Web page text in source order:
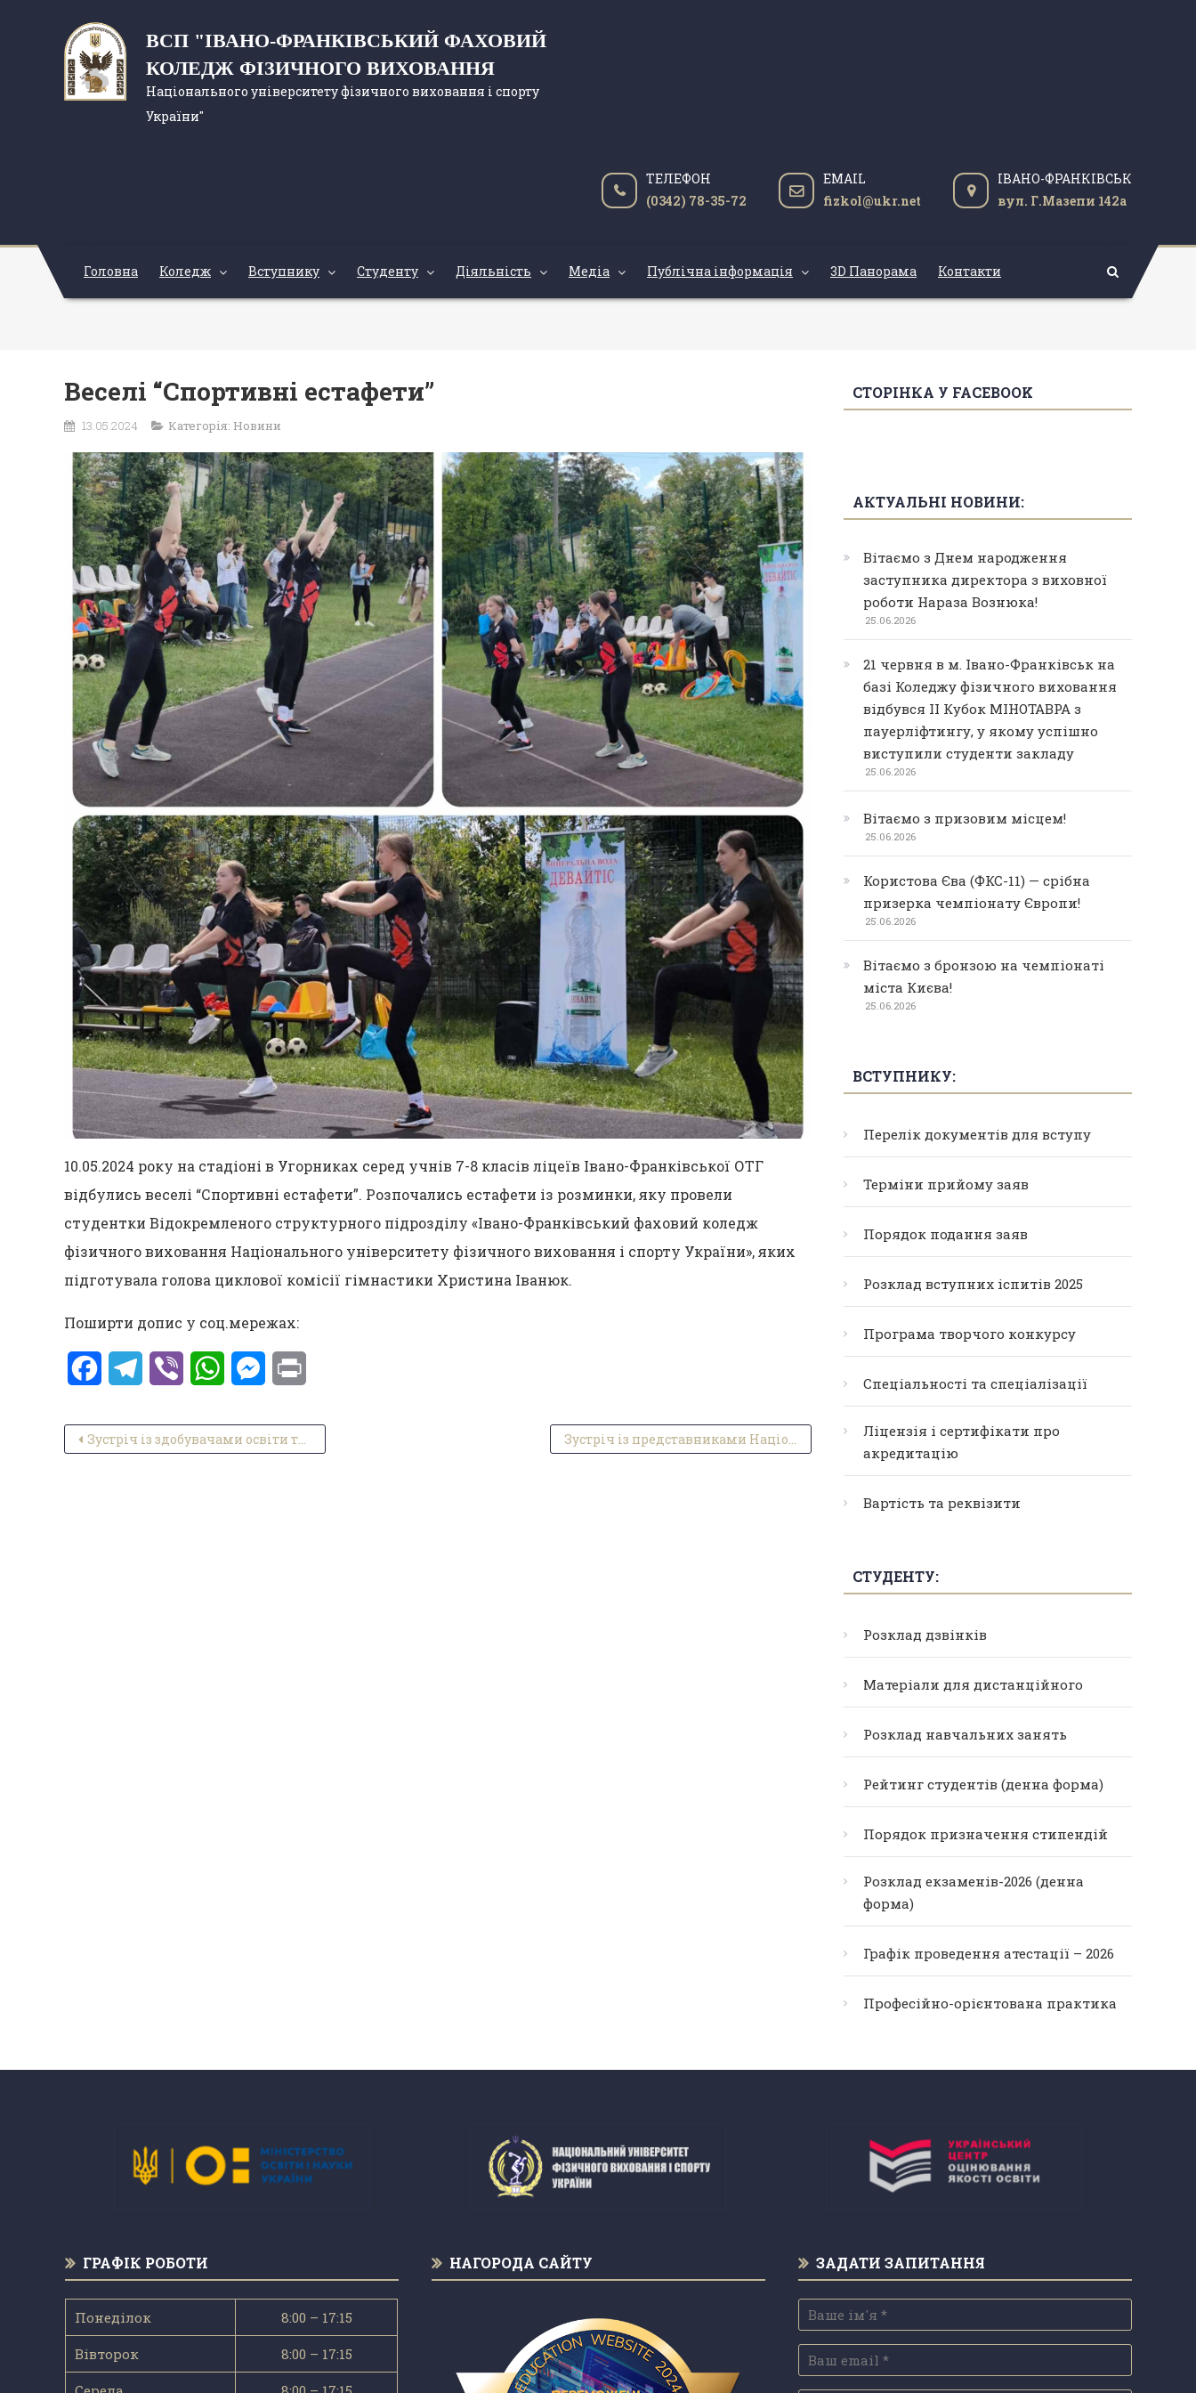
ВСП "ІВАНО-ФРАНКІВСЬКИЙ ФАХОВИЙ
КОЛЕДЖ ФІЗИЧНОГО ВИХОВАННЯ
Національного університету фізичного виховання і спорту
України"
ТЕЛЕФОН
(0342) 78-35-72
EMAIL
fizkol@ukr.net
ІВАНО-ФРАНКІВСЬК
вул. Г.Мазепи 142а
Головна Коледж Вступнику Студенту Діяльність Медіа Публічна інформація 3D Панорама Контакти
Веселі “Спортивні естафети”
13.05.2024 Категорія: Новини
10.05.2024 року на стадіоні в Угорниках серед учнів 7-8 класів ліцеїв Івано-Франківської ОТГ
відбулись веселі “Спортивні естафети”. Розпочались естафети із розминки, яку провели
студентки Відокремленого структурного підрозділу «Івано-Франківський фаховий коледж
фізичного виховання Національного університету фізичного виховання і спорту України», яких
підготувала голова циклової комісії гімнастики Христина Іванюк.
Поширти допис у соц.мережах:
FacebookTelegram
Viber WhatsAppMessenger
Навігація записів
Зустріч із здобувачами освіти та Директором автошколи № 1 Зустріч із представниками Національної поліції
СТОРІНКА У FACEBOOK
АКТУАЛЬНІ НОВИНИ:
Вітаємо з Днем народження
заступника директора з виховної
роботи Нараза Вознюка!
25.06.2026
21 червня в м. Івано-Франківськ на
базі Коледжу фізичного виховання
відбувся ІІ Кубок МІНОТАВРА з
пауерліфтингу, у якому успішно
виступили студенти закладу
25.06.2026
Вітаємо з призовим місцем!
25.06.2026
Користова Єва (ФКС-11) — срібна
призерка чемпіонату Європи!
25.06.2026
Вітаємо з бронзою на чемпіонаті
міста Києва!
25.06.2026
ВСТУПНИКУ:
Перелік документів для вступу
Терміни прийому заяв
Порядок подання заяв
Розклад вступних іспитів 2025
Програма творчого конкурсу
Спеціальності та спеціалізації
Ліцензія і сертифікати про
акредитацію
Вартість та реквізити
СТУДЕНТУ:
Розклад дзвінків
Матеріали для дистанційного
Розклад навчальних занять
Рейтинг студентів (денна форма)
Порядок призначення стипендій
Розклад екзаменів-2026 (денна
форма)
Графік проведення атестації – 2026
Професійно-орієнтована практика
ГРАФІК РОБОТИ
Понеділок 8:00 – 17:15
Вівторок 8:00 – 17:15
НАГОРОДА САЙТУ ЗАДАТИ ЗАПИТАННЯ